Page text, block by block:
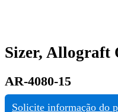
Sizer, Allograft
AR-4080-15
Solicite informação do